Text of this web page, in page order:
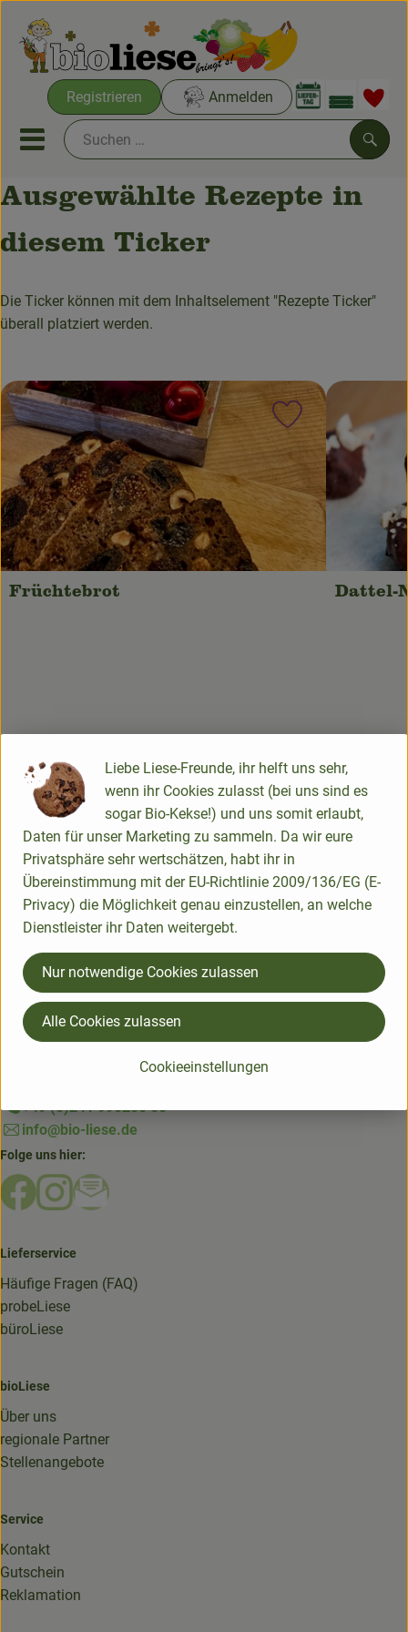
Registrieren Anmelden
Mobiles Menu öffnen oder
Bio-Wochenkisten
AKTIONEN & NEUES
THEMENWELTEN
Obst & Gemüse
Bäckerei
Kühltheke
Speisekammer
Getränke
💚 bioLiese für alle!
🍎 Bio-Jobkiste
So geht's!
Über uns
Blog
Ausgewählte Rezepte in
diesem Ticker
Die Ticker können mit dem Inhaltselement "Rezepte Ticker"
überall platziert werden.
Früchtebrot
Schwierigkeit:
einfach
Rezept zu
Dattel-
einfach
Du hast eine Frage? Wir helfen gerne:
Rottstraße 23 | 52068 Aachen
+49 (0)241 990250 50
info@bio-liese.de
Folge uns hier:
Externer Link zu https://www.facebook.com/
Externer Link zu https://www.instagram.com/
Externer Link zu https://mailchi.mp/
Lieferservice
Häufige Fragen (FAQ)
probeLiese
büroLiese
bioLiese
Über uns
regionale Partner
Stellenangebote
Service
Kontakt
Gutschein
Reklamation
Liebe Liese-Freunde, ihr helft uns sehr,
wenn ihr Cookies zulasst (bei uns sind es
sogar Bio-Kekse!) und uns somit erlaubt,
Daten für unser Marketing zu sammeln. Da wir eure
Privatsphäre sehr wertschätzen, habt ihr in
Übereinstimmung mit der EU-Richtlinie 2009/136/EG (E-
Privacy) die Möglichkeit genau einzustellen, an welche
Dienstleister ihr Daten weitergebt.
Cookieeinstellungen
Nur notwendige Cookies zulassen
Alle Cookies zulassen